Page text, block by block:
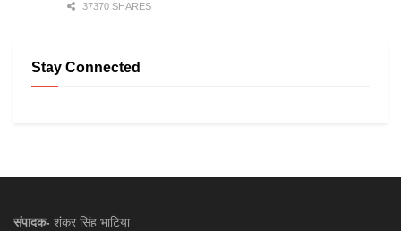
37370 SHARES
Stay Connected
संपादक- शंकर सिंह भाटिया